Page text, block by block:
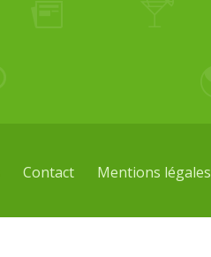
Contact Mentions légales